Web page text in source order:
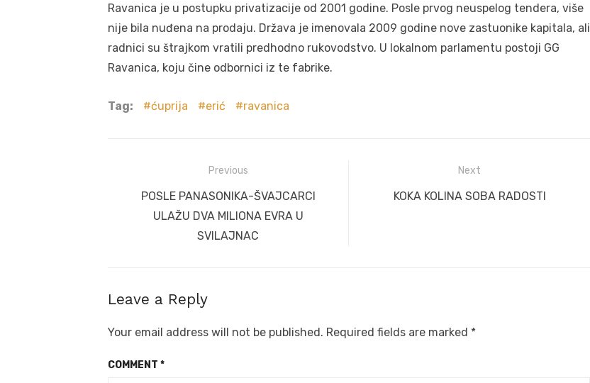
Ravanica je u postupku privatizacije od 2001 godine. Posle prvog neuspelog tendera, više
nije bila nuđena na prodaju. Država je imenovala 2009 godine nove zastuonike kapitala, ali
radnici su štrajkom vratili predhodno rukovodstvo. U lokalnom parlamentu postoji GG
Ravanica, koju čine odbornici iz te fabrike.
Tag: ćuprija erić ravanica
navigation
Previous
Previous
post:
POSLE PANASONIKA-ŠVAJCARCI
ULAŽU DVA MILIONA EVRA U
SVILAJNAC
Next
Next
KOKA KOLINA SOBA RADOSTI
Leave a Reply
Your email address will not be published. Required fields are marked *
COMMENT *